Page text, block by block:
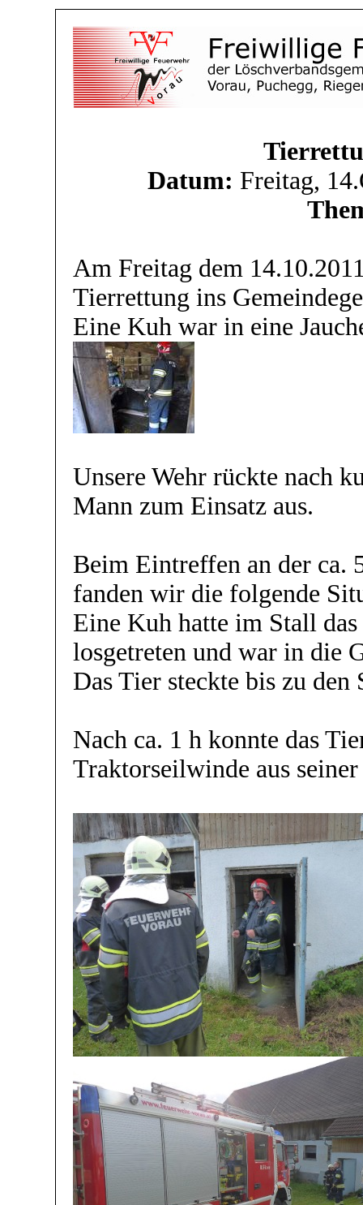
Datum: Freitag,
Am Freitag dem
Tierrettung ins
Eine Kuh war in eine
Unsere Wehr rückte nach
Mann zum Einsatz aus.
Beim Eintreffen an der ca.
fanden wir die folgende
Eine Kuh hatte im Stall
losgetreten und war in die
Das Tier steckte bis zu
Nach ca. 1 h konnte das
Traktorseilwinde aus